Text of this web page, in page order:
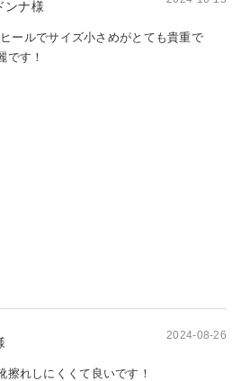
ンナ様
ールでサイズ小さめがとても貴重で
です！
2024-08-26
擦れしにくくて良いです！